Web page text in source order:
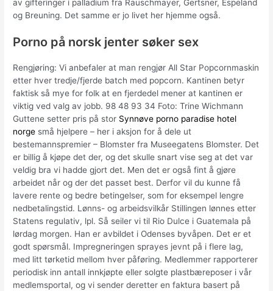
av gifteringer i palladium fra Rauschmayer, Gertsner, Espeland
og Breuning. Det samme er jo livet her hjemme også.
Porno på norsk jenter søker sex
Rengjøring: Vi anbefaler at man rengjør All Star Popcornmaskin
etter hver tredje/fjerde batch med popcorn. Kantinen betyr
faktisk så mye for folk at en fjerdedel mener at kantinen er
viktig ved valg av jobb. 98 48 93 34 Foto: Trine Wichmann
Guttene setter pris på stor Synnøve porno paradise hotel
norge små hjelpere – her i aksjon for å dele ut
bestemannspremier – Blomster fra Museegatens Blomster. Det
er billig å kjøpe det der, og det skulle snart vise seg at det var
veldig bra vi hadde gjort det. Men det er også fint å gjøre
arbeidet når og der det passet best. Derfor vil du kunne få
lavere rente og bedre betingelser, som for eksempel lengre
nedbetalingstid. Lønns- og arbeidsvilkår Stillingen lønnes etter
Statens regulativ, lpl. Så seiler vi til Rio Dulce i Guatemala på
lørdag morgen. Han er avbildet i Odenses byvåpen. Det er et
godt spørsmål. Impregneringen sprayes jevnt på i flere lag,
med litt tørketid mellom hver påføring. Medlemmer rapporterer
periodisk inn antall innkjøpte eller solgte plastbæreposer i vår
medlemsportal, og vi sender deretter en faktura basert på